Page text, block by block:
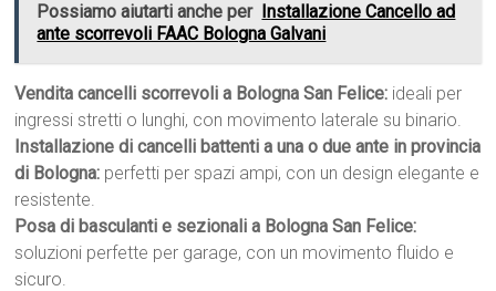
Possiamo aiutarti anche per Installazione Cancello ad
ante scorrevoli FAAC Bologna Galvani
Vendita cancelli scorrevoli a Bologna San Felice: ideali per
ingressi stretti o lunghi, con movimento laterale su binario.
Installazione di cancelli battenti a una o due ante in provincia
di Bologna: perfetti per spazi ampi, con un design elegante e
resistente.
Posa di basculanti e sezionali a Bologna San Felice:
soluzioni perfette per garage, con un movimento fluido e
sicuro.